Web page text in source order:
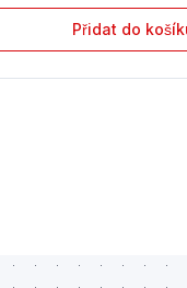
Přidat do